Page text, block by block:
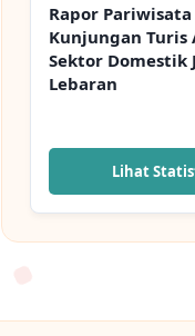
Rapor
Kunjungan Turis
Sektor Domestik
Lebaran
Lihat